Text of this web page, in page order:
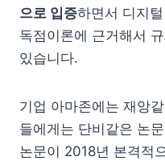
으로 입증하면서 디지
독점이론에 근거해서
있습니다.
기업 아마존에는 재앙
들에게는 단비같은 논
논문이 2018년 본격적